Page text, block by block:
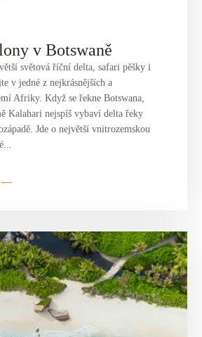
v Botswaně
světová říční delta, safari pěšky i
v jedné z nejkrásnějších a
Afriky. Když se řekne Botswana,
Kalahari nejspíš vybaví delta řeky
Jde o největší vnitrozemskou